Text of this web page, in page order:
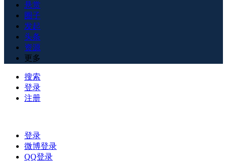
悬赏
圈子
发起
头条
资源
更多
搜索
登录
注册
登录
微博登录
QQ登录